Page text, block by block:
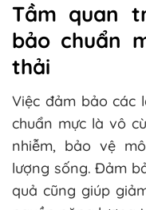
Tầm quan
bảo chuẩn
thải
Việc đảm bảo
chuẩn mực là vô
nhiễm, bảo vệ
lượng sống. Đảm
quả cũng giúp